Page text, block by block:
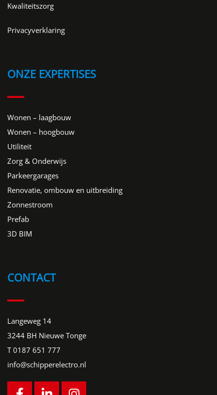
Kwaliteitszorg
Privacyverklaring
ONZE EXPERTISES
Wonen – laagbouw
Wonen – hoogbouw
Utiliteit
Zorg & Onderwijs
Parkeergarages
Renovatie, ombouw en uitbreiding
Zonnestroom
Prefab
3D BIM
CONTACT
Langeweg 14
3244 BH Nieuwe Tonge
T0187 651 777
info@schipperelectro.nl